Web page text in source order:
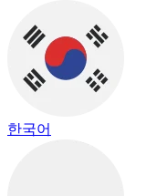
한국어